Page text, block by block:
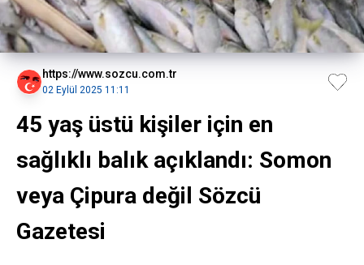
https://www.sozcu.com.tr
02 Eylül 2025 11:11
45 yaş üstü kişiler için en
sağlıklı balık açıklandı: Somon
veya Çipura değil Sözcü
Gazetesi